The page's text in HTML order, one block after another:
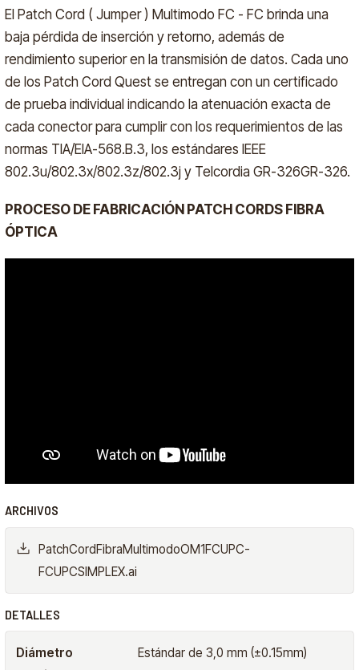
El Patch Cord ( Jumper ) Multimodo FC - FC brinda una
baja pérdida de inserción y retorno, además de
rendimiento superior en la transmisión de datos. Cada uno
de los Patch Cord Quest se entregan con un certificado
de prueba individual indicando la atenuación exacta de
cada conector para cumplir con los requerimientos de las
normas TIA/EIA-568.B.3, los estándares IEEE
802.3u/802.3x/802.3z/802.3j y Telcordia GR-326GR-326.
PROCESO DE FABRICACIÓN PATCH CORDS FIBRA
ÓPTICA
ARCHIVOS
PatchCordFibraMultimodoOM1FCUPC-
FCUPCSIMPLEX.ai
DETALLES
Diámetro
Estándar de 3,0 mm (±0.15mm)